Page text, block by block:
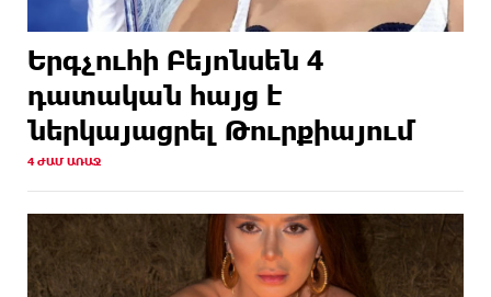
Երգչուհի Բեյոնսեն ​​4
դատական հայց է
ներկայացրել Թուրքիայում
4 ԺԱՄ ԱՌԱՋ